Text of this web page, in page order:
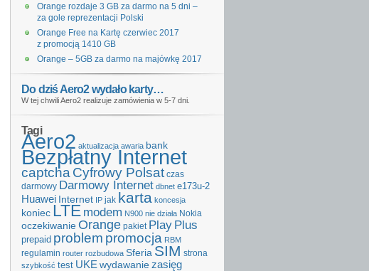
Orange rozdaje 3 GB za darmo na 5 dni –
za gole reprezentacji Polski
Orange Free na Kartę czerwiec 2017
z promocją 1410 GB
Orange – 5GB za darmo na majówkę 2017
Do dziś Aero2 wydało karty…
W tej chwili Aero2 realizuje zamówienia w 5-7 dni.
Tagi
Aero2 aktualizacja awaria bank
Bezpłatny Internet
captcha Cyfrowy Polsat czas
darmowy Darmowy Internet dbnet e173u-2
Huawei Internet IP jak karta koncesja
koniec LTE modem N900 nie działa Nokia
oczekiwanie Orange pakiet Play Plus
prepaid problem promocja RBM
regulamin router rozbudowa Sferia SIM strona
szybkość test UKE wydawaniezasięg